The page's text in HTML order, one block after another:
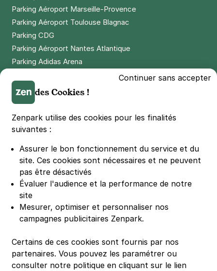
19e
76 avenue Secrétan
4,7
(344 avis)
4,50 €
/heure 37 €/jour,
15 passage Thiéré
4 €/heure,32 €/jour,100 €/semaine(tarifs dégressifs)
Réserver
Paris - Bibliothèque Oscar Wilde -
Télégraphe
158 rue Pelleport
75020Paris
Parking Aéroport Marseille-Provence
Parking Aéroport Toulouse Blagnac
Parking CDG
Parking Aéroport Nantes Atlantique
Parking Adidas Arena
Parking LDLC Arena
Parking Stade Pierre Mauroy
Parking Groupama Stadium
Parking Vélodrome
Parking Bercy
Parking La Défense Arena
Parking Les 4 temps
Parking Nation
Parking Porte de Versailles
Parking Lille Grand Palais
Parking Casino Barrière Lille
Continuer sans accepter
des Cookies !
Zenpark utilise des cookies pour les finalités
suivantes :
Assurer le bon fonctionnement du service et du
site. Ces cookies sont nécessaires et ne peuvent
pas être désactivés
Évaluer l'audience et la performance de notre
site
Mesurer, optimiser et personnaliser nos
campagnes publicitaires Zenpark.
Certains de ces cookies sont fournis par nos
partenaires. Vous pouvez les paramétrer ou
consulter notre politique en cliquant sur le lien